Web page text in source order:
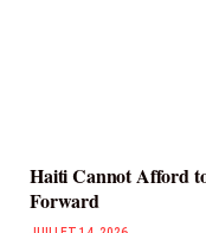
Haiti Cannot Afford
Forward